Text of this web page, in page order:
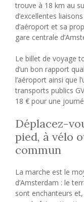
trouve à 18 km au
d’excellentes
d’aéroport et sa
gare centrale
Le billet de voyage
d’un bon rapport
l’aéroport ainsi que
transports publics
18 € pour une
Déplacez-
pied, à vélo
commun
La marche est le
d’Amsterdam : le
sont enchanteurs et,